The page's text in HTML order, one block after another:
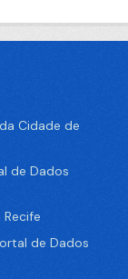
Cidade de
de Dados
de Dados